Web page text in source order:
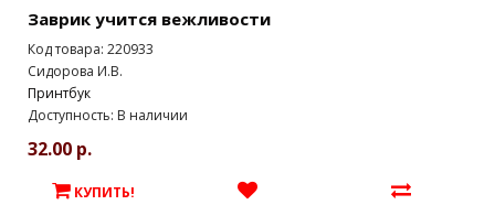
Заврик учится вежливости
Код товара: 220933
Сидорова И.В.
Принтбук
Доступность: В наличии
32.00 р.
КУПИТЬ!